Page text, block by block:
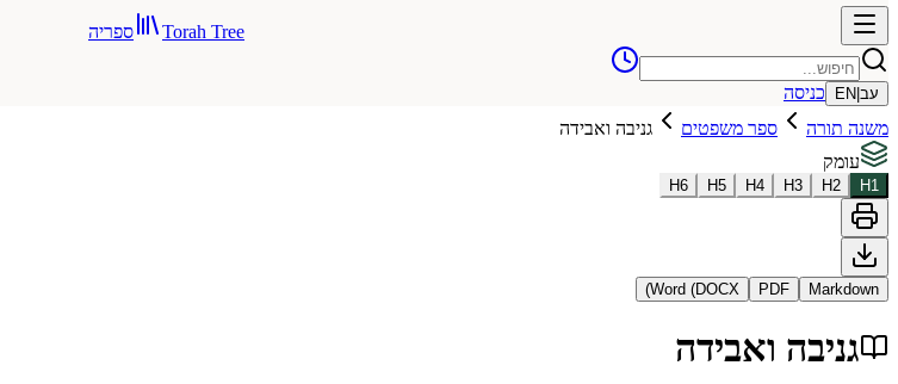
Torah Tree ספריה
עב EN
כניסה
משנה תורה
ספר משפטים
גניבה ואבידה
עומק
H1
H2
H3
H4
H5
H6
Markdown
PDF
Word (DOCX)
גניבה ואבידה